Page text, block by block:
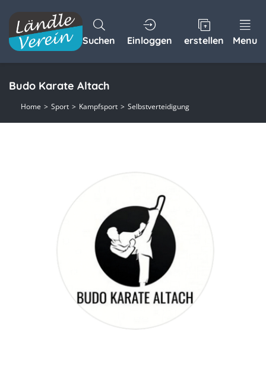
Suchen Einloggen erstellen Menu
Budo Karate Altach
Home Sport Kampfsport Selbstverteidigung